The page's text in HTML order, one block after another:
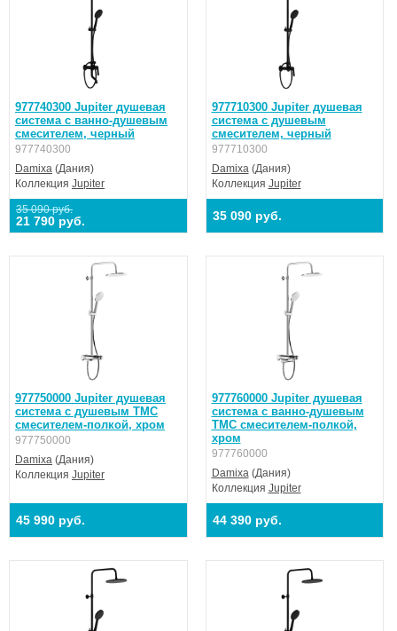
977740300 Jupiter душевая
система с ванно-душевым
смесителем, черный
977740300
Damixa (Дания)
Коллекция Jupiter
35 090 руб.
21 790 руб.
977710300 Jupiter душевая
система с душевым
смесителем, черный
977710300
Damixa(Дания)
Коллекция Jupiter
35 090 руб.
977750000 Jupiter душевая
система с душевым ТМС
смесителем-полкой, хром
977750000
Damixa (Дания)
Коллекция Jupiter
45 990 руб.
977760000 Jupiter душевая
система с ванно-душевым
ТМС смесителем-полкой,
хром
977760000
Damixa(Дания)
Коллекция Jupiter
44 390 руб.